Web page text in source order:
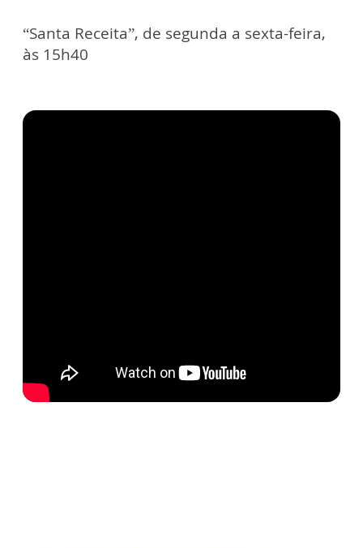
“Santa Receita”, de segunda a sexta-feira,
às 15h40